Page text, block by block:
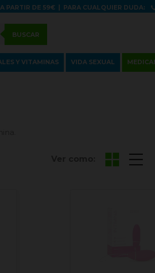
PARTIR DE 59€| PARA CUALQUIER DUDA:
BUSCAR
Y VITAMINAS VIDA SEXUAL